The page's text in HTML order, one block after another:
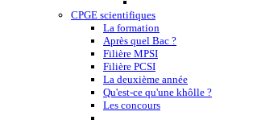
CPGE scientifiques
La formation
Après quel Bac ?
Filière MPSI
Filière PCSI
La deuxième année
Qu'est-ce qu'une khôlle ?
Les concours